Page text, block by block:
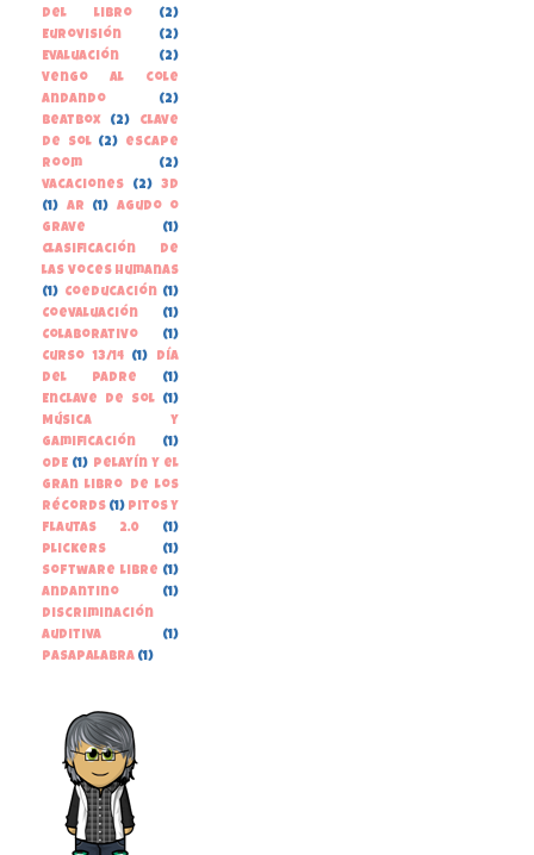
del libro
(2)
Eurovisión
(2)
Evaluación
(2)
Vengo al cole
andando
(2)
beatbox
(2)
clave
de sol (2)
escape
room
(2)
vacaciones
(2)
3D
(1)
AR (1)
Agudo o
grave
(1)
Clasificación de
las voces humanas
(1) Coeducación (1)
Coevaluación
(1)
Colaborativo
(1)
Curso 13/14
(1)
Día
del Padre
(1)
Enclave de Sol
(1)
Música y
gamificación
(1)
ODE (1)
Pelayín y el
gran libro de los
récords (1) Pitos y
Flautas 2.0
(1)
Plickers
(1)
Software libre (1)
andantino
(1)
discriminación
auditiva
(1)
pasapalabra (1)